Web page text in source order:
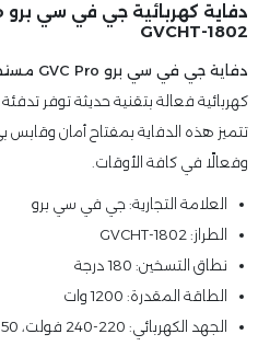
GVCHT-1802
دفاية جي في سي برو GVC Pro مستطيل - GVCHT-1802
تتميز هذه الدفاية بمفتاح أمان وقابس
وفعالًا في كافة الأوقات.
العلامة التجارية: جي في سي برو
الطراز: GVCHT-1802
نطاق التسخين: 180 درجة
الطاقة المقدرة: 1200 وات
الجهد الكهربائي: 220-240 فولت، 50-60 هرتز